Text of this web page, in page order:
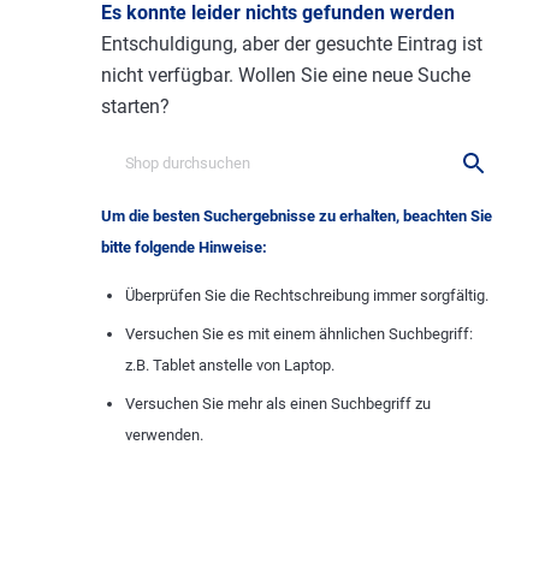
Es konnte leider nichts gefunden werden
Entschuldigung, aber der gesuchte Eintrag ist
nicht verfügbar. Wollen Sie eine neue Suche
starten?
Um die besten Suchergebnisse zu erhalten, beachten Sie
bitte folgende Hinweise:
Überprüfen Sie die Rechtschreibung immer sorgfältig.
Versuchen Sie es mit einem ähnlichen Suchbegriff:
z.B. Tablet anstelle von Laptop.
Versuchen Sie mehr als einen Suchbegriff zu
verwenden.